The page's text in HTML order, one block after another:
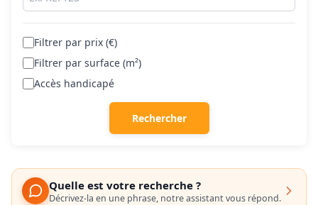
Filtrer par prix (€)
Filtrer par surface (m²)
Accès handicapé
Rechercher
Quelle est votre recherche ?
Décrivez-la en une phrase, notre assistant vous répond.